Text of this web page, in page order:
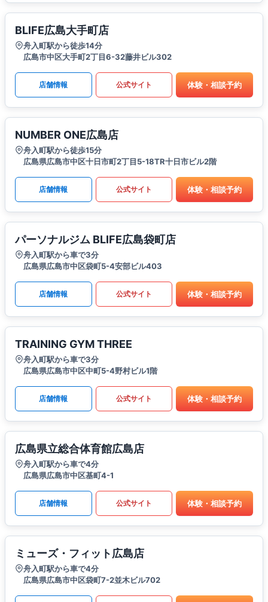
BLIFE広島大手町店
舟入町駅から徒歩14分
広島市中区大手町2丁目6-32藤井ビル302
店舗情報 公式サイト 体験・相談予約
NUMBER ONE広島店
舟入町駅から徒歩15分
広島県広島市中区十日市町2丁目5-18TR十日市ビル2階
店舗情報 公式サイト 体験・相談予約
パーソナルジム BLIFE広島袋町店
舟入町駅から車で3分
広島県広島市中区袋町5-4安部ビル403
店舗情報 公式サイト 体験・相談予約
TRAINING GYM THREE
舟入町駅から車で3分
広島県広島市中区中町5-4野村ビル1階
店舗情報 公式サイト 体験・相談予約
広島県立総合体育館広島店
舟入町駅から車で4分
広島県広島市中区基町4-1
店舗情報 公式サイト 体験・相談予約
ミューズ・フィット広島店
舟入町駅から車で4分
広島県広島市中区袋町7-2並木ビル702